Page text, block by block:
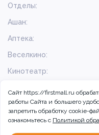
Отделы:
Ашан:
Аптека:
Веселкино:
Кинотеатр:
Сайт https://firstmall.ru
работы Сайта и большего
запретить обработку сookie-
ознакомьтесь с Политикой